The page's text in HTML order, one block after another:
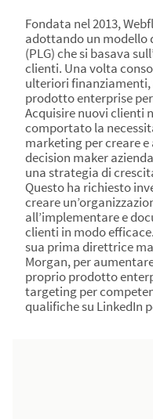
Fondata nel 2013,
adottando un
(PLG) che si basava
clienti. Una volta
ulteriori finanziamenti,
prodotto enterprise
Acquisire nuovi clienti
comportato la
marketing per creare
decision maker
una strategia di
Questo ha richiesto
creare
all’implementare e
clienti in modo
sua prima direttrice
Morgan, per
proprio prodotto
targeting per
qualifiche su LinkedIn